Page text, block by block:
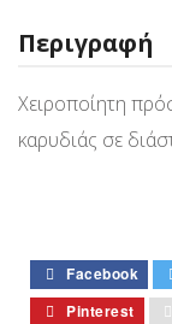
Περιγραφή
Χειροποίητη
καρυδιάς σε
Facebook
Pinterest